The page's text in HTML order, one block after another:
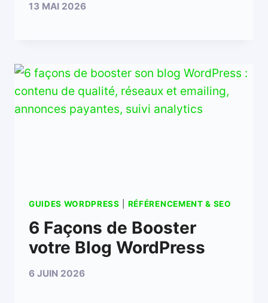
13 MAI 2026
GUIDES WORDPRESS RÉFÉRENCEMENT & SEO
6 Façons de Booster
votre Blog WordPress
6 JUIN 2026